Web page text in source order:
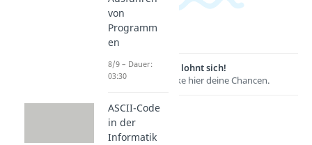
Lernen lohnt sich!
Entdecke hier deine Chancen.
von
Programm
en
8/9 – Dauer:
03:30
ASCII-Code
in der
Informatik